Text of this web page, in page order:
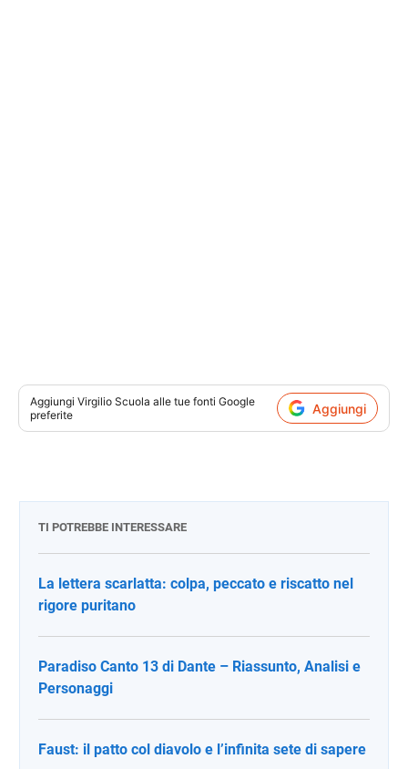
Aggiungi Virgilio Scuola alle tue fonti Google
preferite
Aggiungi
TI POTREBBE INTERESSARE
La lettera scarlatta: colpa, peccato e riscatto nel
rigore puritano
Paradiso Canto 13 di Dante – Riassunto, Analisi e
Personaggi
Faust: il patto col diavolo e l’infinita sete di sapere